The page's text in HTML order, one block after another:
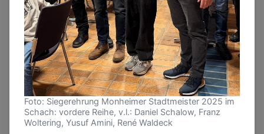
Foto: Siegerehrung Monheimer Stadtmeister 2025 im
Schach: vordere Reihe, v.l.: Daniel Schalow, Franz
Woltering, Yusuf Amini, René Waldeck